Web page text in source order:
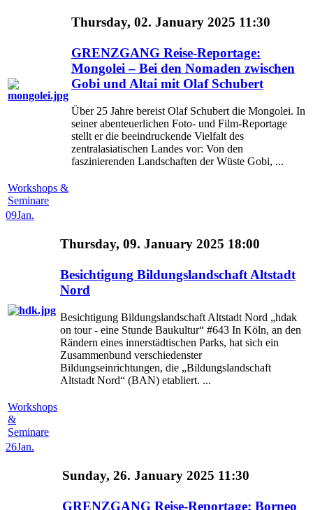
Thursday, 02. January 2025 11:30
GRENZGANG Reise-Reportage:
Mongolei – Bei den Nomaden zwischen
Gobi und Altai mit Olaf Schubert
Über 25 Jahre bereist Olaf Schubert die Mongolei. In
seiner abenteuerlichen Foto- und Film-Reportage
stellt er die beeindruckende Vielfalt des
zentralasiatischen Landes vor: Von den
faszinierenden Landschaften der Wüste Gobi, ...
Workshops &
Seminare
09Jan.
Thursday, 09. January 2025 18:00
Besichtigung Bildungslandschaft Altstadt
Nord
Besichtigung Bildungslandschaft Altstadt Nord „hdak
on tour - eine Stunde Baukultur“ #643 In Köln, an den
Rändern eines innerstädtischen Parks, hat sich ein
Zusammenbund verschiedenster
Bildungseinrichtungen, die „Bildungslandschaft
Altstadt Nord“ (BAN) etabliert. ...
Workshops
&
Seminare
26Jan.
Sunday, 26. January 2025 11:30
GRENZGANG Reise-Reportage: Borneo